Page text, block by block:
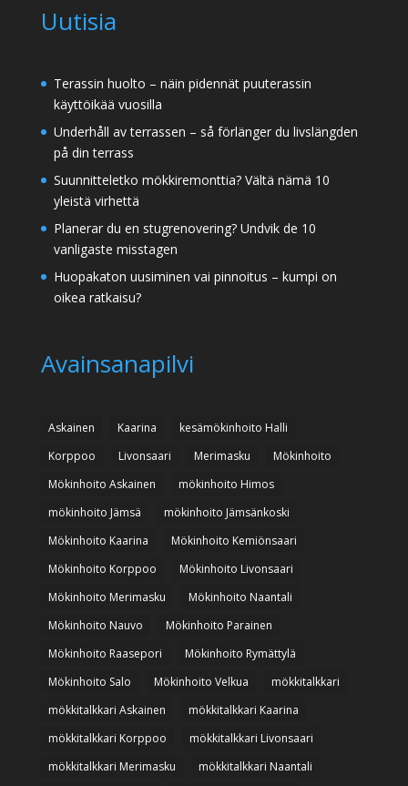
Uutisia
Terassin huolto – näin pidennät puuterassin
käyttöikää vuosilla
Underhåll av terrassen – så förlänger du livslängden
på din terrass
Suunnitteletko mökkiremonttia? Vältä nämä 10
yleistä virhettä
Planerar du en stugrenovering? Undvik de 10
vanligaste misstagen
Huopakaton uusiminen vai pinnoitus – kumpi on
oikea ratkaisu?
Avainsanapilvi
Askainen Kaarina
kesämökinhoito Halli
Korppoo
Livonsaari Merimasku
Mökinhoito
Mökinhoito Askainen
mökinhoito Himos
mökinhoito Jämsä
mökinhoito Jämsänkoski
Mökinhoito Kaarina
Mökinhoito Kemiönsaari
Mökinhoito Korppoo
Mökinhoito Livonsaari
Mökinhoito Merimasku
Mökinhoito Naantali
Mökinhoito Nauvo
Mökinhoito Parainen
Mökinhoito Raasepori
Mökinhoito Rymättylä
Mökinhoito Salo
Mökinhoito Velkua
mökkitalkkari
mökkitalkkari Askainen
mökkitalkkari Kaarina
mökkitalkkari Korppoo
mökkitalkkari Livonsaari
mökkitalkkari Merimasku
mökkitalkkari Naantali